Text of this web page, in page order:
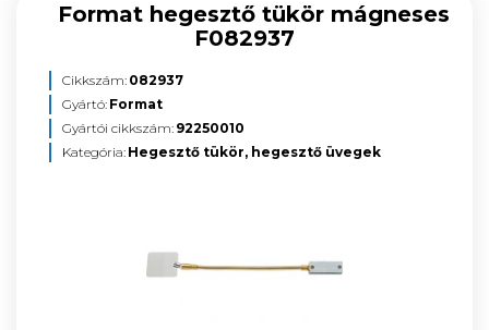
Format hegesztő tükör mágneses
F082937
Cikkszám: 082937
Gyártó: Format
Gyártói cikkszám: 92250010
Kategória: Hegesztő tükör, hegesztő üvegek